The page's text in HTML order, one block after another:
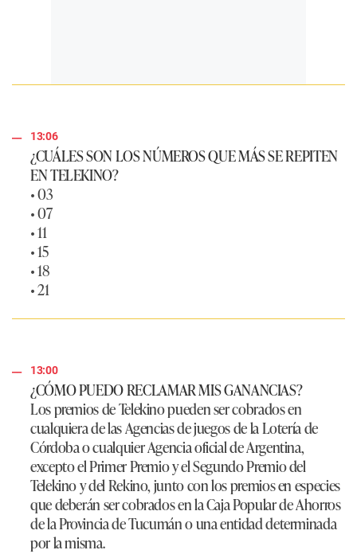
13:06
¿CUÁLES SON LOS NÚMEROS QUE MÁS SE REPITEN
EN TELEKINO?
• 03
• 07
• 11
• 15
• 18
• 21
13:00
¿CÓMO PUEDO RECLAMAR MIS GANANCIAS?
Los premios de Telekino pueden ser cobrados en
cualquiera de las Agencias de juegos de la Lotería de
Córdoba o cualquier Agencia oficial de Argentina,
excepto el Primer Premio y el Segundo Premio del
Telekino y del Rekino, junto con los premios en especies
que deberán ser cobrados en la Caja Popular de Ahorros
de la Provincia de Tucumán o una entidad determinada
por la misma.